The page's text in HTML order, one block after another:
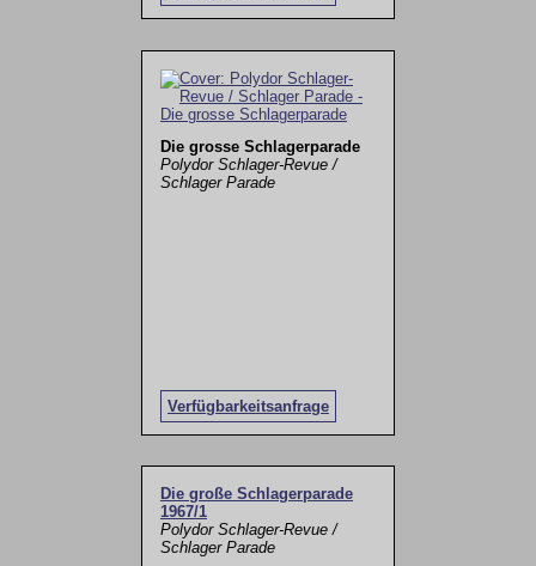
Die grosse Schlagerparade
Polydor Schlager-Revue /
Schlager Parade
Verfügbarkeitsanfrage
Die große Schlagerparade
1967/1
Polydor Schlager-Revue /
Schlager Parade